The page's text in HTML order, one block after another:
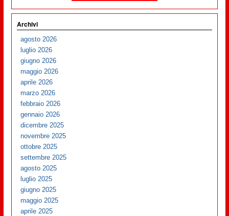
Archivi
agosto 2026
luglio 2026
giugno 2026
maggio 2026
aprile 2026
marzo 2026
febbraio 2026
gennaio 2026
dicembre 2025
novembre 2025
ottobre 2025
settembre 2025
agosto 2025
luglio 2025
giugno 2025
maggio 2025
aprile 2025